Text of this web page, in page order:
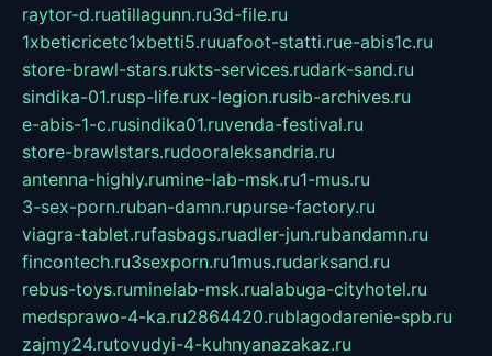
raytor-d.ruatillagunn.ru3d-file.ru
1xbeticricetc1xbetti5.ruuafoot-statti.rue-abis1c.ru
store-brawl-stars.rukts-services.rudark-sand.ru
sindika-01.rusp-life.rux-legion.rusib-archives.ru
e-abis-1-c.rusindika01.ruvenda-festival.ru
store-brawlstars.rudooraleksandria.ru
antenna-highly.rumine-lab-msk.ru1-mus.ru
3-sex-porn.ruban-damn.rupurse-factory.ru
viagra-tablet.rufasbags.ruadler-jun.rubandamn.ru
fincontech.ru3sexporn.ru1mus.rudarksand.ru
rebus-toys.ruminelab-msk.rualabuga-cityhotel.ru
medsprawo-4-ka.ru2864420.rublagodarenie-spb.ru
zajmy24.rutovudyi-4-kuhnyanazakaz.ru